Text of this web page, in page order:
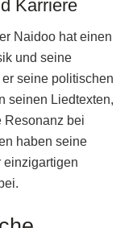
Karriere
Naidoo hat einen
und seine
seine politischen
seinen Liedtexten,
Resonanz bei
haben seine
einzigartigen